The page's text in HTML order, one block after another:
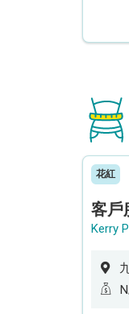
花紅
Kerry